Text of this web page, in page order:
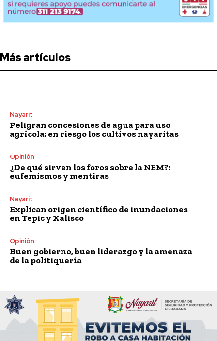
Más artículos
Nayarit
Peligran concesiones de agua para uso
agrícola; en riesgo los cultivos nayaritas
Opinión
¿De qué sirven los foros sobre la NEM?:
eufemismos y mentiras
Nayarit
Explican origen científico de inundaciones
en Tepic y Xalisco
Opinión
Buen gobierno, buen liderazgo y la amenaza
de la politiquería